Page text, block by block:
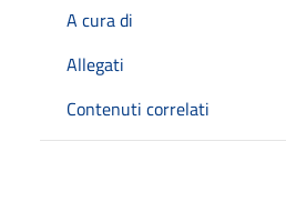
A cura di
Allegati
Contenuti correlati